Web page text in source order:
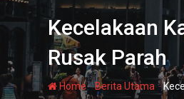
Kecelakaan
Rusak Parah
Home-Berita Utama -